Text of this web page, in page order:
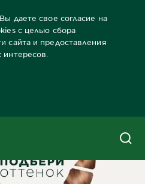
даете свое согласие на
с целью сбора
сайта и предоставления